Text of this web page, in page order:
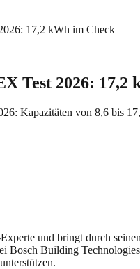
17,2 kWh im Check
Test 2026: 17,2
Kapazitäten von 8,6 bis
und bringt durch
Bosch Building